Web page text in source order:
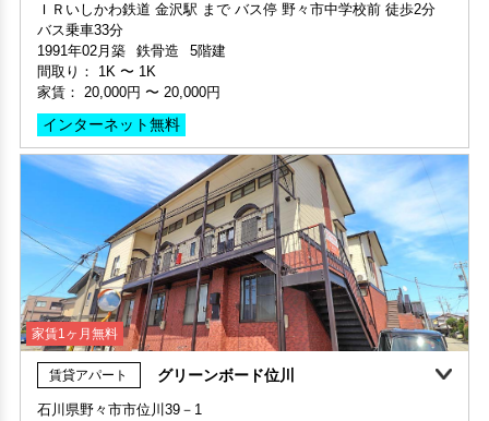
部屋号数 B002号室 申込済
家賃 61,000円・共益費 4,000円
階数 1階
間取り 1LDK・専有面積 34.36㎡
保証人不要・代行 インターネット無料
ＩＲいしかわ鉄道 金沢駅 まで バス停 野々市中学校前 徒歩2分
バス乗車33分
1991年02月築
鉄骨造
5階建
間取り： 1K 〜 1K
家賃： 20,000円 〜 20,000円
インターネット無料
家賃1ヶ月無料 敷金・礼金ゼロ
家賃1ヶ月無料
賃貸アパート グリーンボード位川
石川県野々市市位川39－1